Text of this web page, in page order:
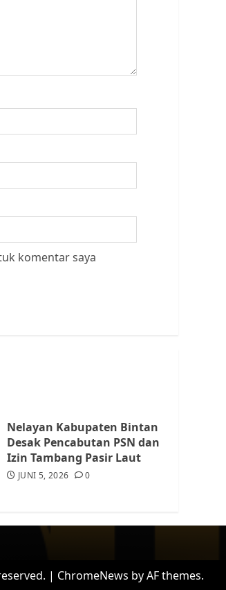
komentar saya
Nelayan Kabupaten Bintan
Desak Pencabutan PSN dan
Izin Tambang Pasir Laut
JUNI 5, 2026 0
| ChromeNews by AF themes.